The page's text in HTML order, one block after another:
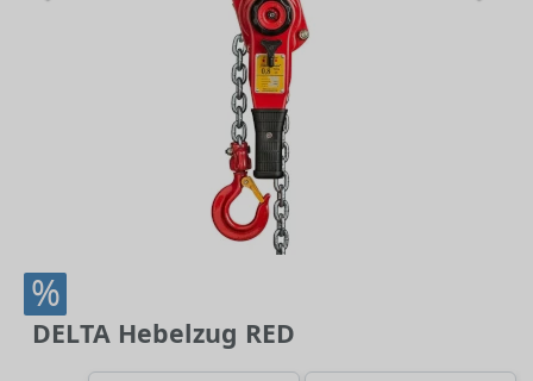
%
DELTA Hebelzug RED